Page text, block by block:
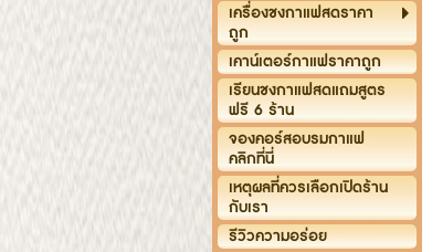
เครื่องชงกาแฟสดราคา
ถูก
เคาน์เตอร์กาแฟราคาถูก
เรียนชงกาแฟสดแถมสูตร
ฟรี 6 ร้าน
จองคอร์สอบรมกาแฟ
คลิกที่นี่
เหตุผลที่ควรเลือกเปิดร้าน
กับเรา
รีวิวความอร่อย